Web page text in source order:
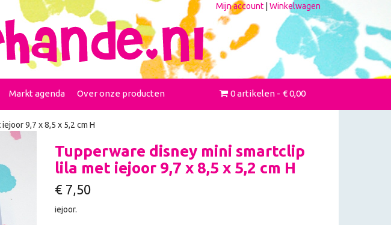
Mijn account Winkelwagen
Markt agenda Over onze producten 0 artikelen € 0,00
9,7 x 8,5 x 5,2 cm H
Tupperware disney mini smartclip
lila met iejoor 9,7 x 8,5 x 5,2 cm H
€7,50
iejoor.